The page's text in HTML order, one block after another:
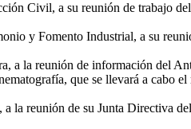
Civil, a su reunión de trabajo
y Fomento Industrial, a su
a la reunión de información del
que se llevará a cabo
la reunión de su Junta Directiva